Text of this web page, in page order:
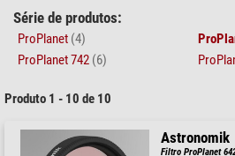
Série de produtos:
ProPlanet (4)
ProPlanet 742 (6)
Produto 1 - 10 de 10
Astronomik
Filtro ProPlanet